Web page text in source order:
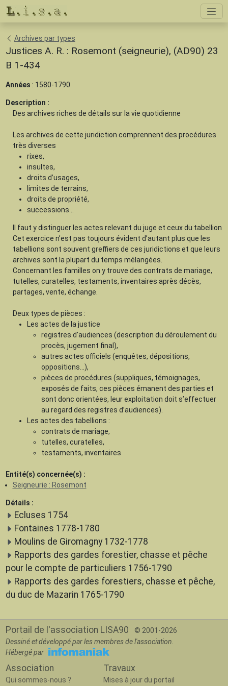
Archives par types
Justices A. R. : Rosemont (seigneurie), (AD90) 23
B 1-434
Années : 1580-1790
Description :
Des archives riches de détails sur la vie quotidienne
Les archives de cette juridiction comprennent des procédures
très diverses
rixes,
insultes,
droits d’usages,
limites de terrains,
droits de propriété,
successions...
Il faut y distinguer les actes relevant du juge et ceux du tabellion
Cet exercice n’est pas toujours évident d’autant plus que les
tabellions sont souvent greffiers de ces juridictions et que leurs
archives sont la plupart du temps mélangées.
Concernant les familles on y trouve des contrats de mariage,
tutelles, curatelles, testaments, inventaires après décès,
partages, vente, échange.
Deux types de pièces :
Les actes de la justice
registres d'audiences (description du déroulement du
procès, jugement final),
autres actes officiels (enquêtes, dépositions,
oppositions...),
pièces de procédures (suppliques, témoignages,
exposés de faits, ces pièces émanent des parties et
sont donc orientées, leur exploitation doit s’effectuer
au regard des registres d’audiences).
Les actes des tabellions :
contrats de mariage,
tutelles, curatelles,
testaments, inventaires
Entité(s) concernée(s) :
Seigneurie : Rosemont
Détails :
Ecluses 1754
Fontaines 1778-1780
Moulins de Giromagny 1732-1778
Rapports des gardes forestier, chasse et pêche
pour le compte de particuliers 1756-1790
Rapports des gardes forestiers, chasse et pêche,
du duc de Mazarin 1765-1790
Portail de l'association LISA90
© 2001-2026
Dessiné et développé par les membres de l'association.
Hébergé par
Association
Qui sommes-nous ?
Travaux
Mises à jour du portail